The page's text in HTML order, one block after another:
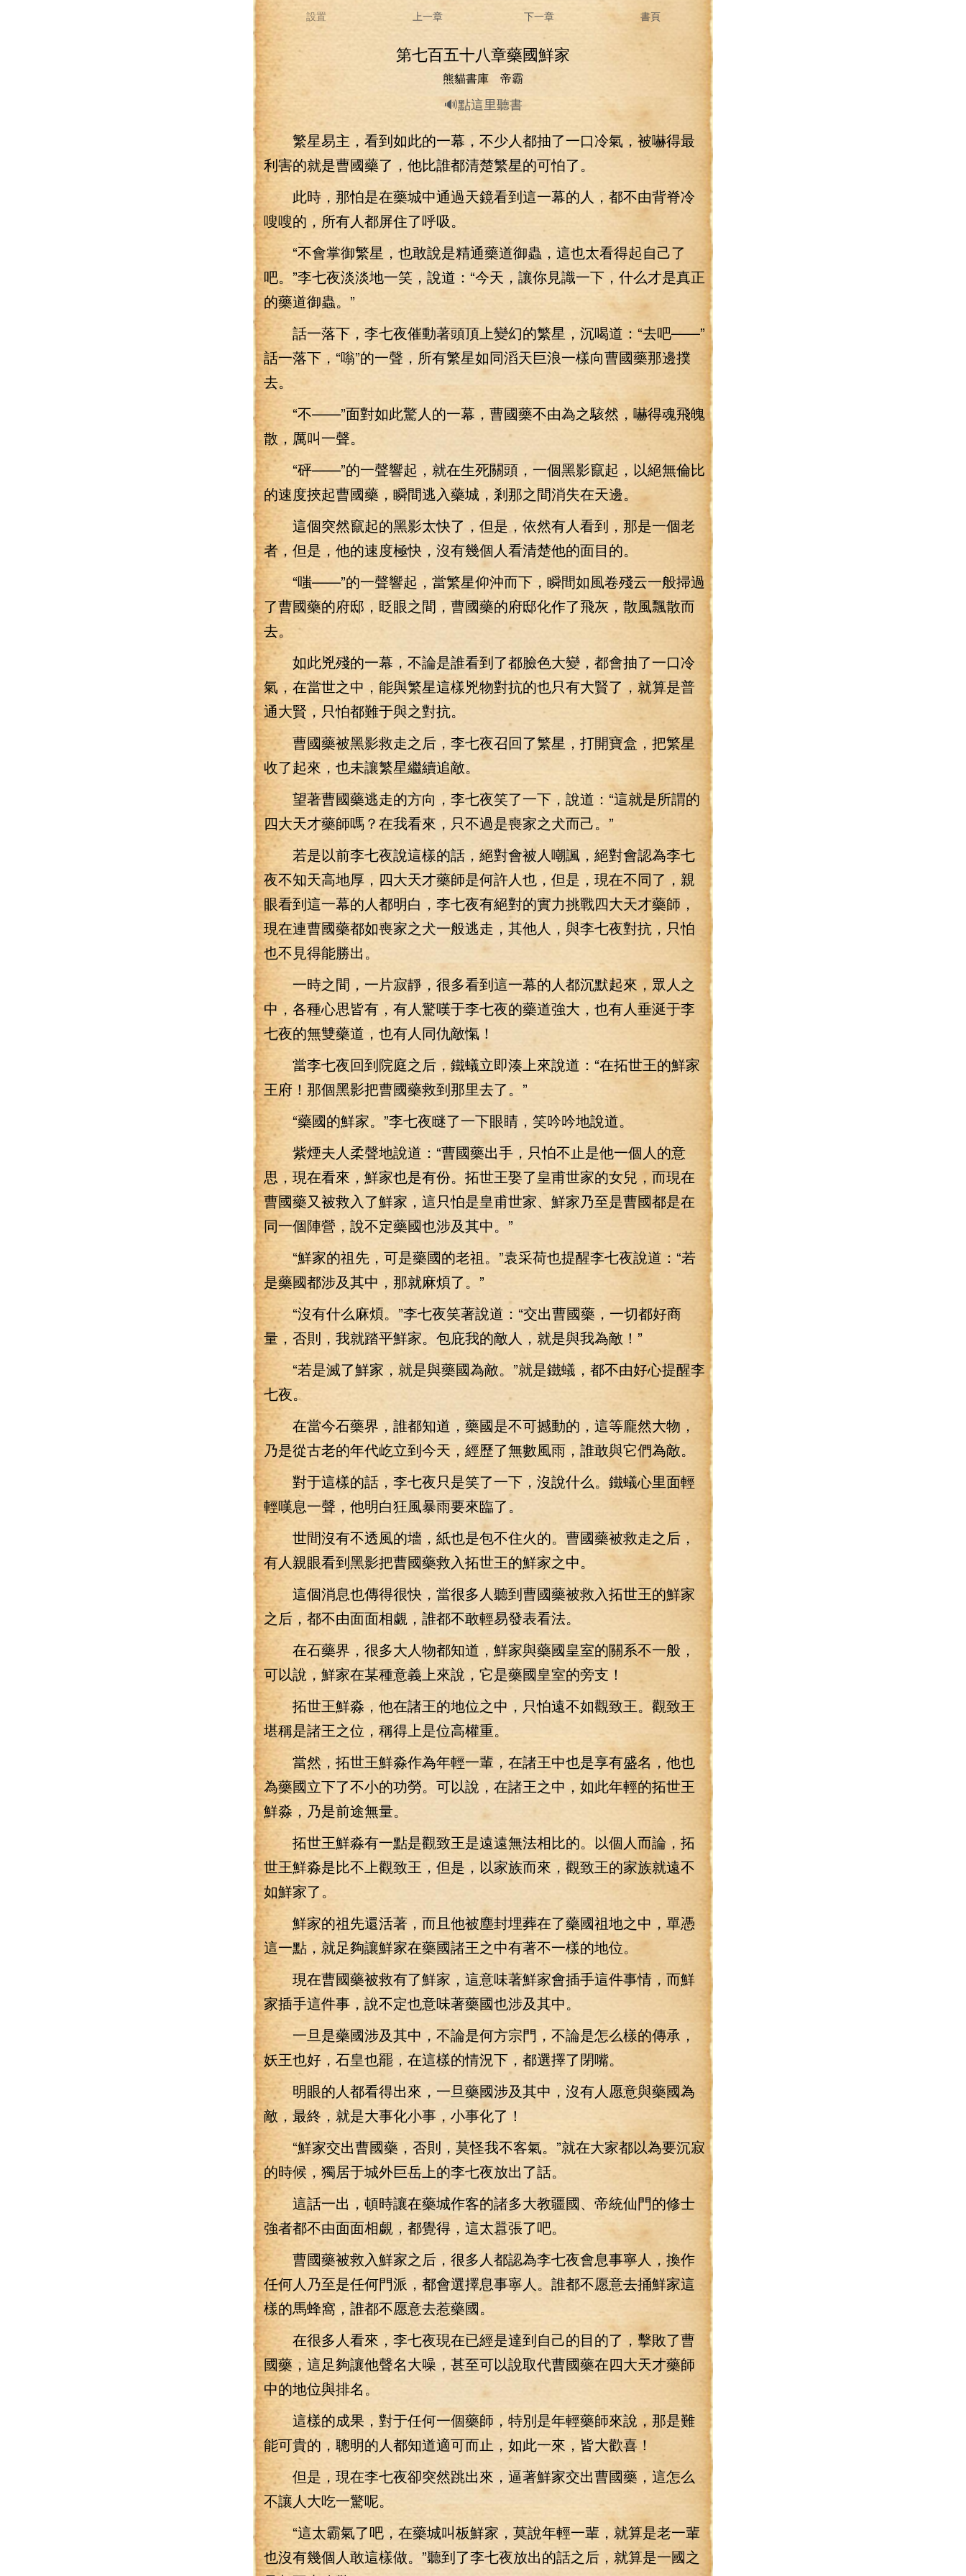
設置 上一章 下一章 書頁
第七百五十八章藥國鮮家
熊貓書庫 帝霸
🔊點這里聽書
繁星易主，看到如此的一幕，不少人都抽了一口冷氣，被嚇得最
利害的就是曹國藥了，他比誰都清楚繁星的可怕了。
此時，那怕是在藥城中通過天鏡看到這一幕的人，都不由背脊冷
嗖嗖的，所有人都屏住了呼吸。
“不會掌御繁星，也敢說是精通藥道御蟲，這也太看得起自己了
吧。”李七夜淡淡地一笑，說道：“今天，讓你見識一下，什么才是真正
的藥道御蟲。”
話一落下，李七夜催動著頭頂上變幻的繁星，沉喝道：“去吧——”
話一落下，“嗡”的一聲，所有繁星如同滔天巨浪一樣向曹國藥那邊撲
去。
“不——”面對如此驚人的一幕，曹國藥不由為之駭然，嚇得魂飛魄
散，厲叫一聲。
“砰——”的一聲響起，就在生死關頭，一個黑影竄起，以絕無倫比
的速度挾起曹國藥，瞬間逃入藥城，剎那之間消失在天邊。
這個突然竄起的黑影太快了，但是，依然有人看到，那是一個老
者，但是，他的速度極快，沒有幾個人看清楚他的面目的。
“嗤——”的一聲響起，當繁星仰沖而下，瞬間如風卷殘云一般掃過
了曹國藥的府邸，眨眼之間，曹國藥的府邸化作了飛灰，散風飄散而
去。
如此兇殘的一幕，不論是誰看到了都臉色大變，都會抽了一口冷
氣，在當世之中，能與繁星這樣兇物對抗的也只有大賢了，就算是普
通大賢，只怕都難于與之對抗。
曹國藥被黑影救走之后，李七夜召回了繁星，打開寶盒，把繁星
收了起來，也未讓繁星繼續追敵。
望著曹國藥逃走的方向，李七夜笑了一下，說道：“這就是所謂的
四大天才藥師嗎？在我看來，只不過是喪家之犬而己。”
若是以前李七夜說這樣的話，絕對會被人嘲諷，絕對會認為李七
夜不知天高地厚，四大天才藥師是何許人也，但是，現在不同了，親
眼看到這一幕的人都明白，李七夜有絕對的實力挑戰四大天才藥師，
現在連曹國藥都如喪家之犬一般逃走，其他人，與李七夜對抗，只怕
也不見得能勝出。
一時之間，一片寂靜，很多看到這一幕的人都沉默起來，眾人之
中，各種心思皆有，有人驚嘆于李七夜的藥道強大，也有人垂涎于李
七夜的無雙藥道，也有人同仇敵愾！
當李七夜回到院庭之后，鐵蟻立即湊上來說道：“在拓世王的鮮家
王府！那個黑影把曹國藥救到那里去了。”
“藥國的鮮家。”李七夜瞇了一下眼睛，笑吟吟地說道。
紫煙夫人柔聲地說道：“曹國藥出手，只怕不止是他一個人的意
思，現在看來，鮮家也是有份。拓世王娶了皇甫世家的女兒，而現在
曹國藥又被救入了鮮家，這只怕是皇甫世家、鮮家乃至是曹國都是在
同一個陣營，說不定藥國也涉及其中。”
“鮮家的祖先，可是藥國的老祖。”袁采荷也提醒李七夜說道：“若
是藥國都涉及其中，那就麻煩了。”
“沒有什么麻煩。”李七夜笑著說道：“交出曹國藥，一切都好商
量，否則，我就踏平鮮家。包庇我的敵人，就是與我為敵！”
“若是滅了鮮家，就是與藥國為敵。”就是鐵蟻，都不由好心提醒李
七夜。
在當今石藥界，誰都知道，藥國是不可撼動的，這等龐然大物，
乃是從古老的年代屹立到今天，經歷了無數風雨，誰敢與它們為敵。
對于這樣的話，李七夜只是笑了一下，沒說什么。鐵蟻心里面輕
輕嘆息一聲，他明白狂風暴雨要來臨了。
世間沒有不透風的墻，紙也是包不住火的。曹國藥被救走之后，
有人親眼看到黑影把曹國藥救入拓世王的鮮家之中。
這個消息也傳得很快，當很多人聽到曹國藥被救入拓世王的鮮家
之后，都不由面面相覷，誰都不敢輕易發表看法。
在石藥界，很多大人物都知道，鮮家與藥國皇室的關系不一般，
可以說，鮮家在某種意義上來說，它是藥國皇室的旁支！
拓世王鮮淼，他在諸王的地位之中，只怕遠不如觀致王。觀致王
堪稱是諸王之位，稱得上是位高權重。
當然，拓世王鮮淼作為年輕一輩，在諸王中也是享有盛名，他也
為藥國立下了不小的功勞。可以說，在諸王之中，如此年輕的拓世王
鮮淼，乃是前途無量。
拓世王鮮淼有一點是觀致王是遠遠無法相比的。以個人而論，拓
世王鮮淼是比不上觀致王，但是，以家族而來，觀致王的家族就遠不
如鮮家了。
鮮家的祖先還活著，而且他被塵封埋葬在了藥國祖地之中，單憑
這一點，就足夠讓鮮家在藥國諸王之中有著不一樣的地位。
現在曹國藥被救有了鮮家，這意味著鮮家會插手這件事情，而鮮
家插手這件事，說不定也意味著藥國也涉及其中。
一旦是藥國涉及其中，不論是何方宗門，不論是怎么樣的傳承，
妖王也好，石皇也罷，在這樣的情況下，都選擇了閉嘴。
明眼的人都看得出來，一旦藥國涉及其中，沒有人愿意與藥國為
敵，最終，就是大事化小事，小事化了！
“鮮家交出曹國藥，否則，莫怪我不客氣。”就在大家都以為要沉寂
的時候，獨居于城外巨岳上的李七夜放出了話。
這話一出，頓時讓在藥城作客的諸多大教疆國、帝統仙門的修士
強者都不由面面相覷，都覺得，這太囂張了吧。
曹國藥被救入鮮家之后，很多人都認為李七夜會息事寧人，換作
任何人乃至是任何門派，都會選擇息事寧人。誰都不愿意去捅鮮家這
樣的馬蜂窩，誰都不愿意去惹藥國。
在很多人看來，李七夜現在已經是達到自己的目的了，擊敗了曹
國藥，這足夠讓他聲名大噪，甚至可以說取代曹國藥在四大天才藥師
中的地位與排名。
這樣的成果，對于任何一個藥師，特別是年輕藥師來說，那是難
能可貴的，聰明的人都知道適可而止，如此一來，皆大歡喜！
但是，現在李七夜卻突然跳出來，逼著鮮家交出曹國藥，這怎么
不讓人大吃一驚呢。
“這太霸氣了吧，在藥城叫板鮮家，莫說年輕一輩，就算是老一輩
也沒有幾個人敢這樣做。”聽到了李七夜放出的話之后，就算是一國之